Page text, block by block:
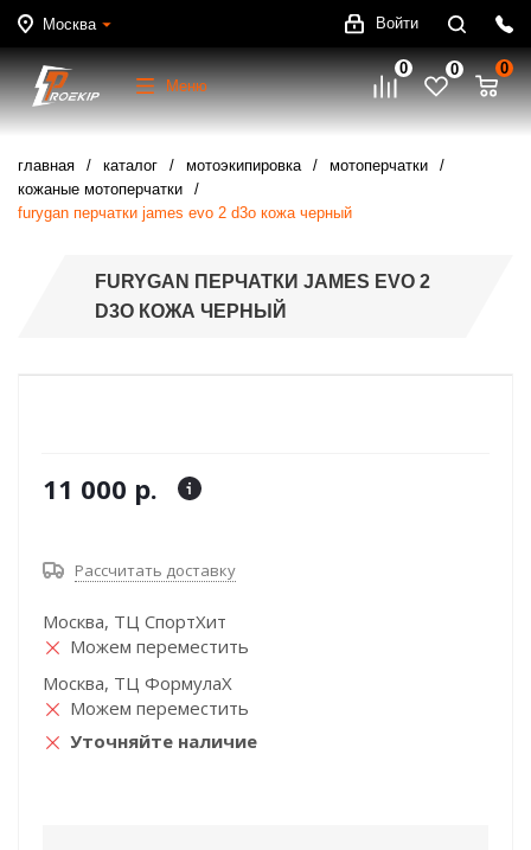
Москва Войти
Меню
0 0 0
главная каталог мотоэкипировка
мотоперчатки
кожаные мотоперчатки
furygan перчатки james evo 2 d3o кожа черный
FURYGAN ПЕРЧАТКИ JAMES EVO 2
D3O КОЖА ЧЕРНЫЙ
11 000 р.
Рассчитать доставку
Москва, ТЦ СпортХит
Можем переместить
Москва, ТЦ ФормулаХ
Можем переместить
Уточняйте наличие